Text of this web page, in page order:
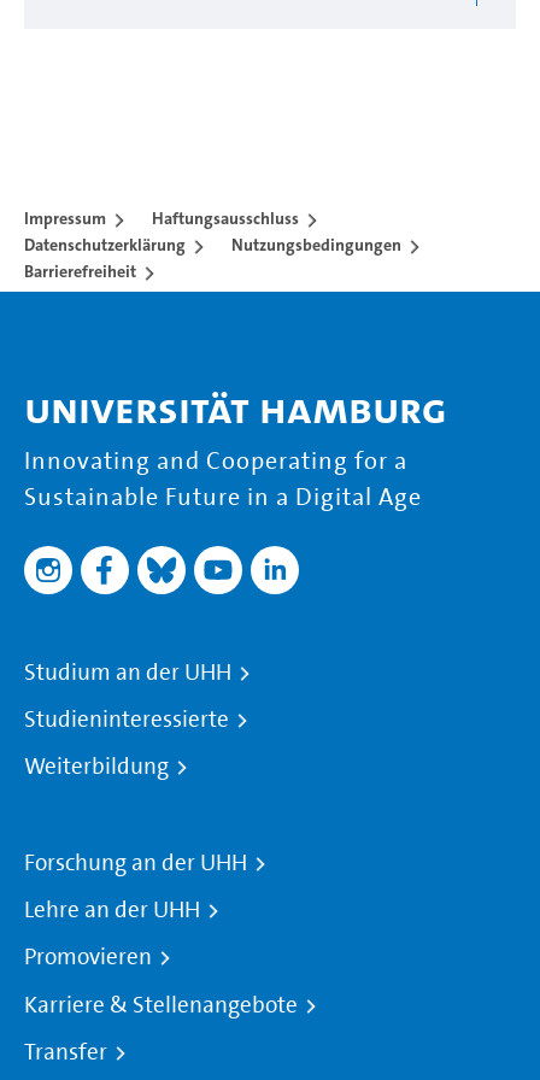
Impressum
Haftungsausschluss
Datenschutzerklärung
Nutzungsbedingungen
Barrierefreiheit
Universität Hamburg
Innovating and Cooperating for a
Sustainable Future in a Digital Age
Studium an der UHH
Studieninteressierte
Weiterbildung
Forschung an der UHH
Lehre an der UHH
Promovieren
Karriere & Stellenangebote
Transfer